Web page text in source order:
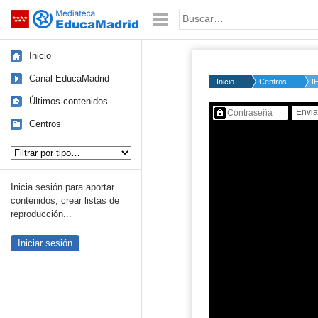
Saltar navegación Palabra o frase:
Inicio
Canal EducaMadrid
Últimos contenidos
Centros
Inicia sesión para aportar
contenidos, crear listas de
reproducción...
Iniciar sesión
Inicio Centros
Contenido protegido…